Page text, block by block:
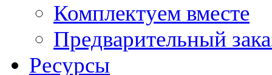
Комплектуем вместе
Предварительный
Ресурсы